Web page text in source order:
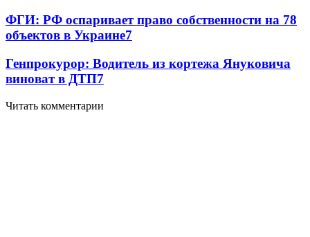
ФГИ: РФ оспаривает право собственности на 78
объектов в Украине7
Генпрокурор: Водитель из кортежа Януковича
виноват в ДТП7
Читать комментарии